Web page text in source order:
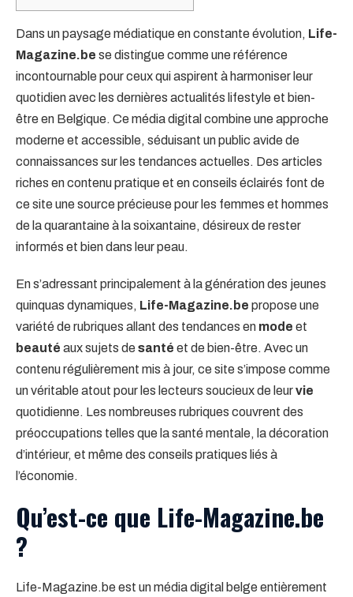
Dans un paysage médiatique en constante évolution, Life-
Magazine.be se distingue comme une référence
incontournable pour ceux qui aspirent à harmoniser leur
quotidien avec les dernières actualités lifestyle et bien-
être en Belgique. Ce média digital combine une approche
moderne et accessible, séduisant un public avide de
connaissances sur les tendances actuelles. Des articles
riches en contenu pratique et en conseils éclairés font de
ce site une source précieuse pour les femmes et hommes
de la quarantaine à la soixantaine, désireux de rester
informés et bien dans leur peau.
En s’adressant principalement à la génération des jeunes
quinquas dynamiques, Life-Magazine.be propose une
variété de rubriques allant des tendances en mode et
beauté aux sujets desanté et de bien-être. Avec un
contenu régulièrement mis à jour, ce site s’impose comme
un véritable atout pour les lecteurs soucieux de leurvie
quotidienne. Les nombreuses rubriques couvrent des
préoccupations telles que la santé mentale, la décoration
d’intérieur, et même des conseils pratiques liés à
l’économie.
Qu’est-ce que Life-Magazine.be
?
Life-Magazine.be est un média digital belge entièrement